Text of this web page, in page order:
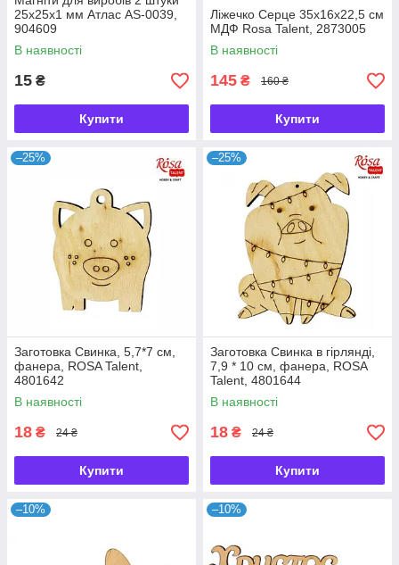
25х25х1 мм Атлас AS-0039,
904609
В наявності
15 ₴
Купити
Ліжечко Серце 35х16х22,5 см
МДФ Rosa Talent, 2873005
В наявності
145 ₴ 160 ₴
Купити
–25%
Заготовка Свинка, 5,7*7 см,
фанера, ROSA Talent,
4801642
В наявності
18 ₴ 24 ₴
Купити
–25%
Заготовка Свинка в гірлянді,
7,9 * 10 см, фанера, ROSA
Talent, 4801644
В наявності
18 ₴ 24 ₴
Купити
–10% –10%